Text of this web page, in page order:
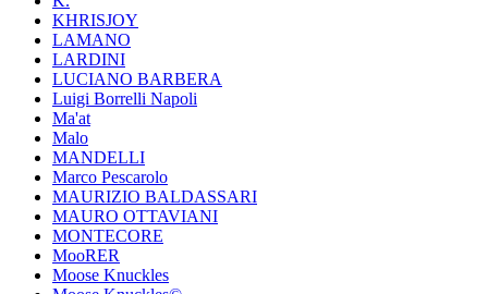
KHRISJOY
LAMANO
LARDINI
LUCIANO BARBERA
Luigi Borrelli Napoli
Ma'at
Malo
MANDELLI
Marco Pescarolo
MAURIZIO BALDASSARI
MAURO OTTAVIANI
MONTECORE
MooRER
Moose Knuckles